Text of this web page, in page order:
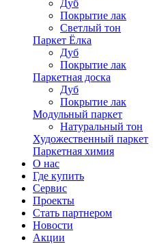
Дуб
Покрытие лак
Светлый тон
Паркет Ёлка
Дуб
Покрытие лак
Паркетная доска
Дуб
Покрытие лак
Модульный паркет
Натуральный тон
Художественный паркет
Паркетная химия
О нас
Где купить
Сервис
Проекты
Стать партнером
Новости
Акции